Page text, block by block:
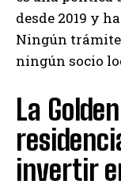
desde 2019 y
Ningún
ningún socio
La
invertir